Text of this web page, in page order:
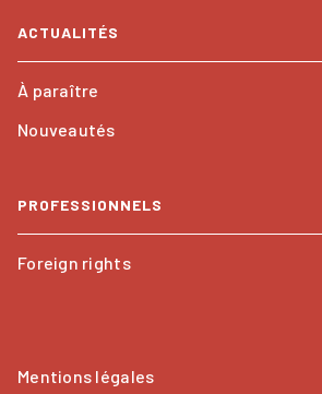
ACTUALITÉS
À paraître
Nouveautés
PROFESSIONNELS
Foreign rights
Mentions légales